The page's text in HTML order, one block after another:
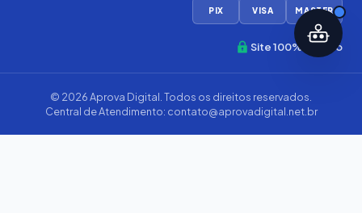
PIX VISA MASTER
Site 100% Seguro
© 2026Aprova Digital . Todos os direitos reservados.
Central de Atendimento: contato@aprovadigital.net.br